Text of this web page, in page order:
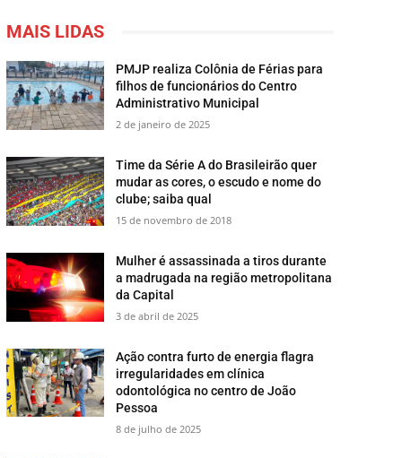
MAIS LIDAS
PMJP realiza Colônia de Férias para
filhos de funcionários do Centro
Administrativo Municipal
2 de janeiro de 2025
Time da Série A do Brasileirão quer
mudar as cores, o escudo e nome do
clube; saiba qual
15 de novembro de 2018
Mulher é assassinada a tiros durante
a madrugada na região metropolitana
da Capital
3 de abril de 2025
Ação contra furto de energia flagra
irregularidades em clínica
odontológica no centro de João
Pessoa
8 de julho de 2025